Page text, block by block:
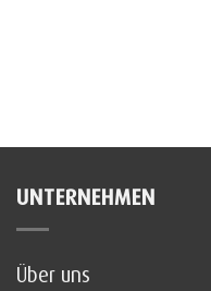
UNTERNEHMEN
Über uns